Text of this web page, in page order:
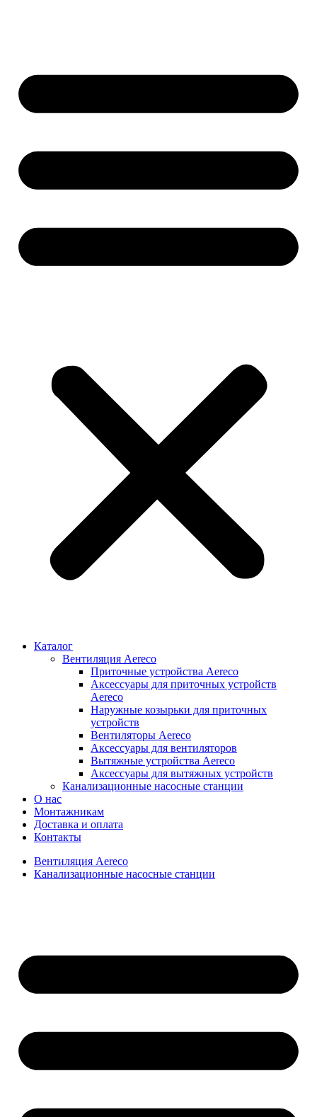
Каталог
Вентиляция Aereco
Приточные устройства Aereco
Аксессуары для приточных устройств
Aereco
Наружные козырьки для приточных
устройств
Вентиляторы Aereco
Аксессуары для вентиляторов
Вытяжные устройства Aereco
Аксессуары для вытяжных устройств
Канализационные насосные станции
О нас
Монтажникам
Доставка и оплата
Контакты
Вентиляция Aereco
Канализационные насосные станции